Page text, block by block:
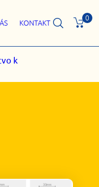
KONTAKT
0
k